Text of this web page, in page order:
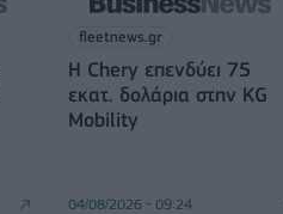
fleetnews.gr
Η Chery επενδύει 75
εκατ. δολάρια στην KG
Mobility
04/08/2026 - 09:24